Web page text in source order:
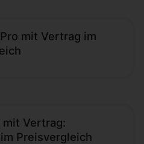
mit Vertrag im
mit Vertrag:
Preisvergleich